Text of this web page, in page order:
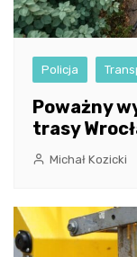
Policja
Poważny
trasy
Michał Kozicki